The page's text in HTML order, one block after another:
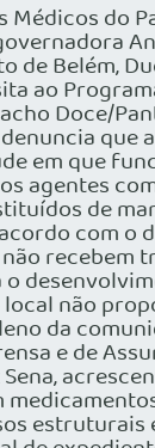
Médicos do
de Belém,
ao
Doce/
que
em que
agentes
de
com o
recebem
local não
da
e de
estruturais